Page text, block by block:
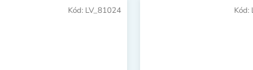
Kód: LV_81024 Kód: